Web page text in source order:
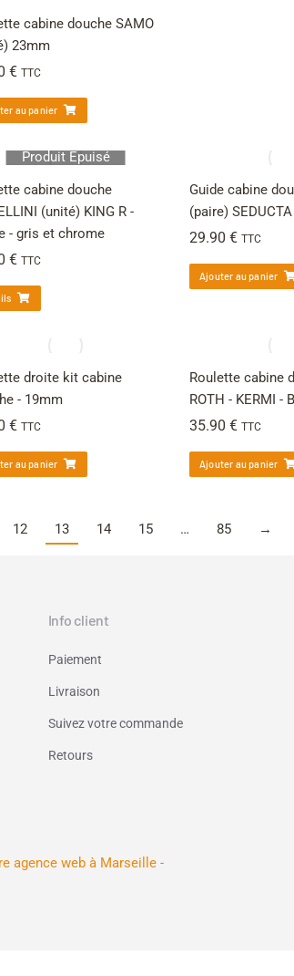
cabine douche SAMO
23mm
€ TTC
au panier
Produit Épuisé
cabine douche
(unité) KING R -
- gris et chrome
€ TTC
Guide cabine
(paire) SEDUCTA
29.90 € TTC
Ajouter au panier
droite kit cabine
- 19mm
€ TTC
au panier
Roulette cabine
ROTH - KERMI -
35.90 € TTC
Ajouter au panier
12 13 14 15 … 85 →
Info client
Paiement
Livraison
Suivez votre commande
Retours
agence web à Marseille -